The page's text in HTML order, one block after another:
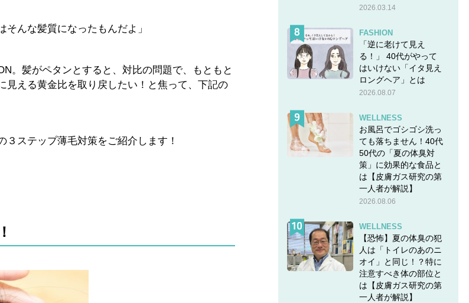
そんな髪質になったもんだよ」
。髪がペタンとすると、対比の問題で、もともと
見える黄金比を取り戻したい！と焦って、下記の
ステップ薄毛対策をご紹介します！
2026.03.14
FASHION
「逆に老けて見え
る！」 40代がやって
はいけない「イタ見え
ロングヘア」とは
2026.08.07
WELLNESS
お風呂でゴシゴシ洗っ
ても落ちません！40代
50代の「夏の体臭対
策」に効果的な食品と
は【皮膚ガス研究の第
一人者が解説】
2026.08.06
WELLNESS
【恐怖】夏の体臭の犯
人は「トイレのあのニ
オイ」と同じ！？特に
注意すべき体の部位と
は【皮膚ガス研究の第
一人者が解説】